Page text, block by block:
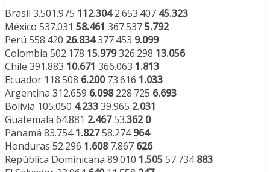
Brasil 3.501.975 112.3042.653.407 45.323
México 537.031 58.461 367.5375.792
Perú 558.420 26.834377.453 9.099
Colombia 502.178 15.979326.298 13.056
Chile 391.883 10.671 366.063 1.813
Ecuador 118.508 6.20073.616 1.033
Argentina 312.659 6.098228.725 6.693
Bolivia 105.050 4.23339.965 2.031
Guatemala 64.881 2.46753.362 0
Panamá 83.7541.82758.274964
Honduras 52.296 1.6087.867 626
República Dominicana 89.010 1.50557.734883